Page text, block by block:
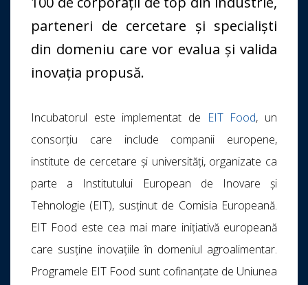
parteneri de cercetare și specialiști
din domeniu care vor evalua și valida
inovația propusă.
Incubatorul este implementat de EIT Food, un
consorțiu care include companii europene,
institute de cercetare și universități, organizate ca
parte a Institutului European de Inovare și
Tehnologie (EIT), susținut de Comisia Europeană.
EIT Food este cea mai mare inițiativă europeană
care susține inovațiile în domeniul agroalimentar.
Programele EIT Food sunt cofinanțate de Uniunea